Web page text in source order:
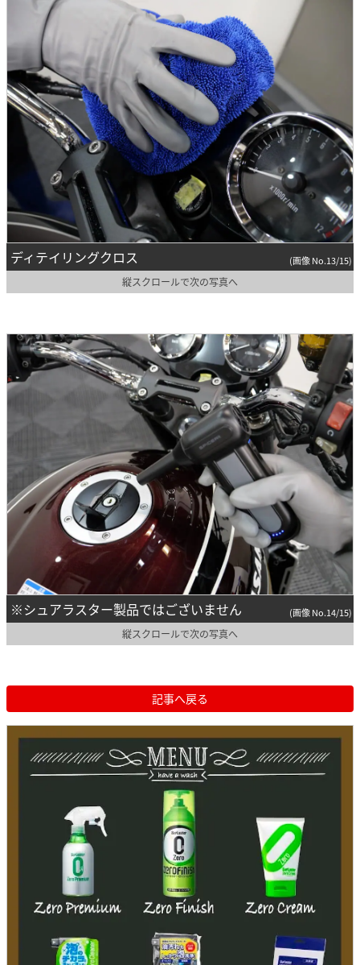
ディテイリングクロス (画像 No.13/15)
縦スクロールで次の写真へ
※シュアラスター製品ではございません (画像 No.14/15)
縦スクロールで次の写真へ
記事へ戻る